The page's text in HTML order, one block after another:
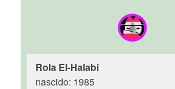
Rola El-Halabi
nascido: 1985